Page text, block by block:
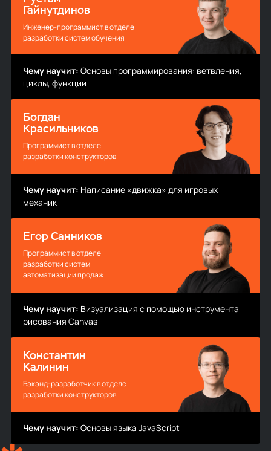
Гайнутдинов
Инженер-программист в отделе
разработки систем обучения
Чему научит: Основы программирования: ветвления,
циклы, функции
Богдан
Красильников
Программист в отделе
разработки конструкторов
Чему научит: Написание «движка» для игровых
механик
Егор Санников
Программист в отделе
разработки систем
автоматизации продаж
Чему научит: Визуализация с помощью инструмента
рисования Canvas
Константин
Калинин
Бэкэнд-разработчик в отделе
разработки конструкторов
Чему научит: Основы языка JavaScript